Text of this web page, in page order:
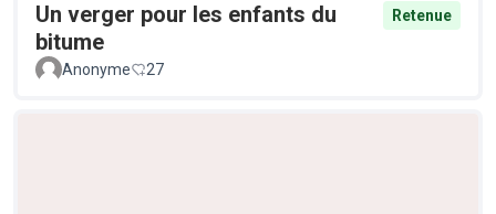
Un verger pour les enfants du
bitume
Retenue
Anonyme 27